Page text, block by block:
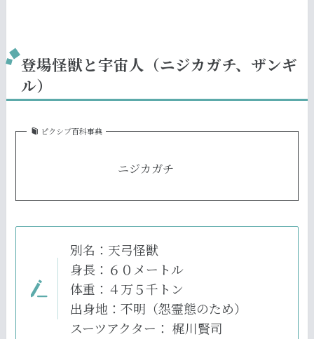
登場怪獣と宇宙人（ニジカガチ、ザンギ
ル）
ピクシブ百科事典
ニジカガチ
別名：天弓怪獣
身長：６０メートル
体重：４万５千トン
出身地：不明（怨霊態のため）
スーツアクター： 梶川賢司